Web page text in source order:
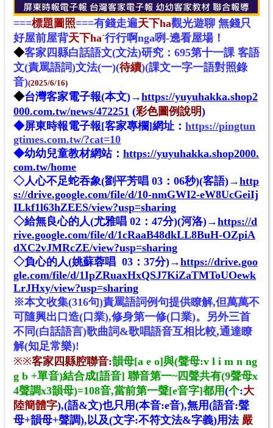
===標題圖照===有錢走遍天下ha觀光遊聊 無錢只
好屋前屋背天下haˊ行行啊nga咧-遶看屋場！
◆客家四縣白話語文(文法)研究： 695第十一課 客語
文(責罵語詞)文法(一)(待續)(課文一字一語對照錄
音)(2025/6/16)
◆台灣客家電子報(本文)→https://yuyuhakka.shop2
000.com.tw/news/472251 (彩色圖例說明)
◆屏東時報電子報[客家專欄]網址 ： https://pingtun
gtimes.com.tw/?cat=10
◆幼幼兒童教材網站： https://yuyuhakka.shop2000.
com.tw/home
◇人心不足蛇吞象(劉平芳唱 03：06秒)(客語)→http
s://drive.google.com/file/d/10-nmGWI2-eW8UcGeiIj
ILkf1l63hZEES/view?usp=sharing
◇給無良心的人(尤雅唱 02：47分)(河洛)→https://d
rive.google.com/file/d/1cRaaB48dkLL8BuH-OZpiA
dXC2vJMRcZE/view?usp=sharing
◇負心的人(姚蘇蓉唱 03：37分)→https://drive.goo
gle.com/file/d/1IpZRuaxHxQSJ7KiZaTMToUOewk
LrJHxy/view?usp=sharing
※本文收集(316句)責罵語詞例句提供瞭解,但萬萬不
可隨興出口造(口業),修身第一修(口業)。另外三首
不同(白話語言)歌曲詞&歌唱語音互相比較,通達瞭
解(知足常樂)!
※※客家四縣腔聯音:韻母[a e o]與(聲母:v l i m n ng
g b +單音)結合成[語音] 聯音第一~四聲共有(9聲母x
4聲調x3韻母)=108音,當前第一聲[e音字]都用(个:大
陸簡體字),(語&文)也只用(本音:e音),無用(語音:聲
母+韻母+聲調),以及(文字:不符文法&字義)用法 嚴